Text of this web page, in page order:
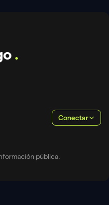
.
Conectar
pública.